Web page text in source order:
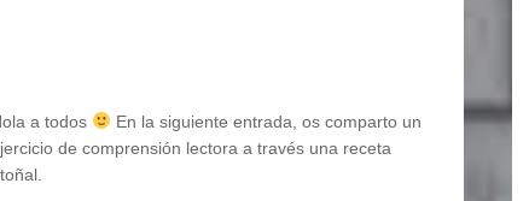
a todos
En la siguiente entrada, os comparto un
de comprensión lectora a través una receta